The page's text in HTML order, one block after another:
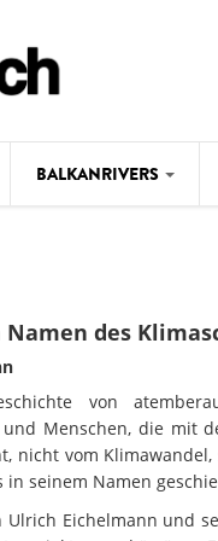
BALKANRIVERS
Fotos
Videos
des
von
Menschen, die mit
nicht vom Klimawandel,
in seinem Namen
Eichelmann und